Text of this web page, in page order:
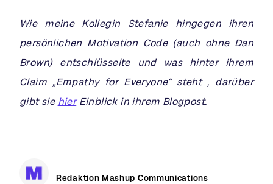
Wie meine Kollegin Stefanie hingegen ihren
persönlichen Motivation Code (auch ohne Dan
Brown) entschlüsselte und was hinter ihrem
Claim „Empathy for Everyone“ steht , darüber
gibt sie hierEinblick in ihrem Blogpost.
Redaktion Mashup Communications